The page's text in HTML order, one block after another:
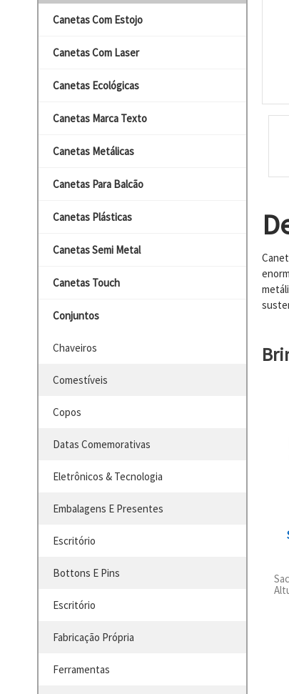
Canetas Com Estojo
Canetas Com Laser
Canetas Ecológicas
Canetas Marca Texto
Canetas Metálicas
Canetas Para Balcão
Canetas Plásticas
Canetas Semi Metal
Canetas Touch
Conjuntos
Chaveiros
Comestíveis
Copos
Datas Comemorativas
Eletrônicos & Tecnologia
Embalagens E Presentes
Escritório
Bottons E Pins
Escritório
Fabricação Própria
Ferramentas